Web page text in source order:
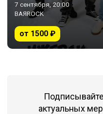
7 сентября, 20:00
BAЯROCK
от 1500 ₽
актуальных